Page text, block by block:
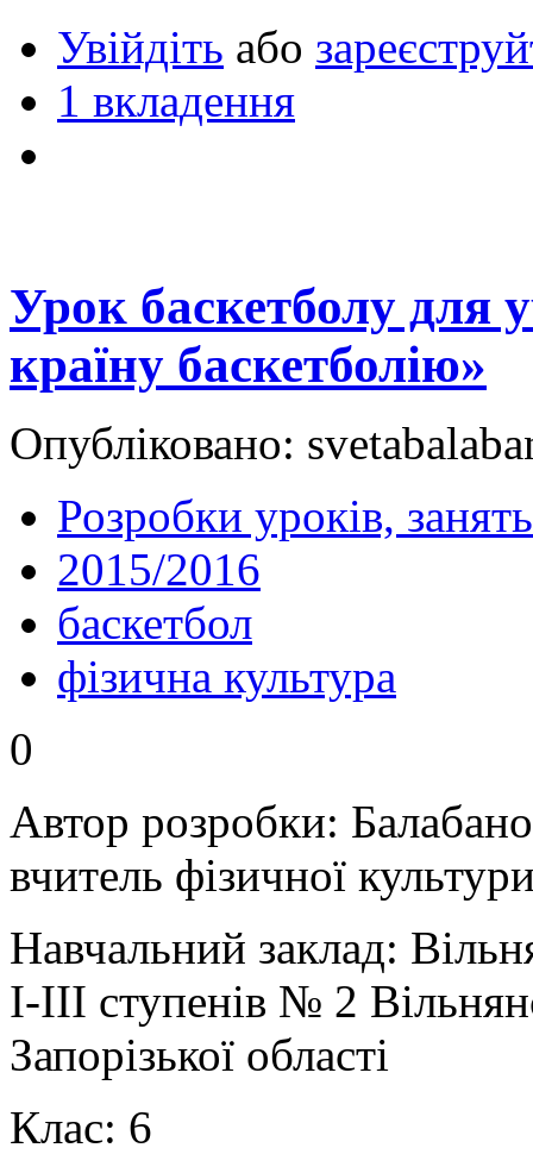
Увійдіть або
1 вкладення
Урок баскетболу для
країну баскетболію»
Опубліковано:
Розробки уроків, занять
2015/2016
баскетбол
фізична культура
0
Автор розробки:
вчитель фізичної
Навчальний заклад:
І-ІІІ ступенів № 2
Запорізької області
Клас: 6